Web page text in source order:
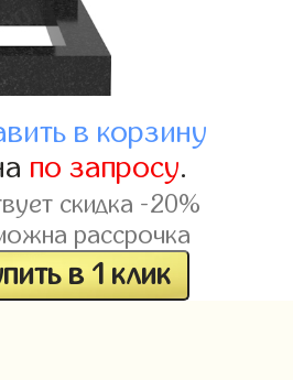
в корзину
по запросу.
скидка -20%
рассрочка
в 1 клик